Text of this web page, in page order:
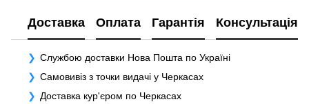
Доставка Оплата Гарантія Консультація
Службою доставки Нова Пошта по Україні
Самовивіз з точки видачі у Черкасах
Доставка кур'єром по Черкасах